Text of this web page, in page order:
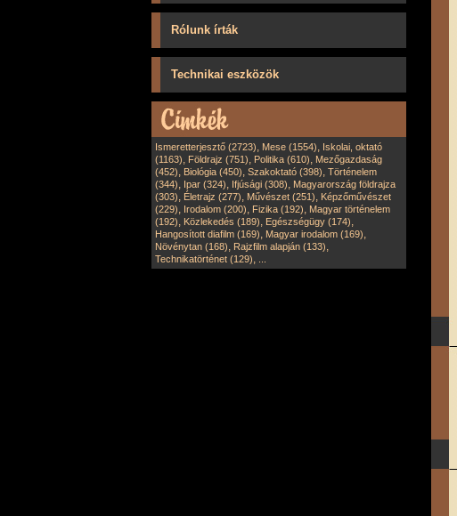
Rólunk írták
Technikai eszközök
Ismeretterjesztő (2723), Mese (1554), Iskolai, oktató
(1163), Földrajz (751), Politika (610), Mezőgazdaság
(452), Biológia (450), Szakoktató (398), Történelem
(344), Ipar (324), Ifjúsági (308), Magyarország földrajza
(303), Életrajz (277), Művészet (251), Képzőművészet
(229), Irodalom (200), Fizika (192), Magyar történelem
(192), Közlekedés (189), Egészségügy (174),
Hangosított diafilm (169), Magyar irodalom (169),
Növénytan (168), Rajzfilm alapján (133),
Technikatörténet (129),